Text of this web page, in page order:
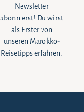
Newsletter
abonnierst! Du wirst
als Erster von
unseren Marokko-
Reisetipps erfahren.